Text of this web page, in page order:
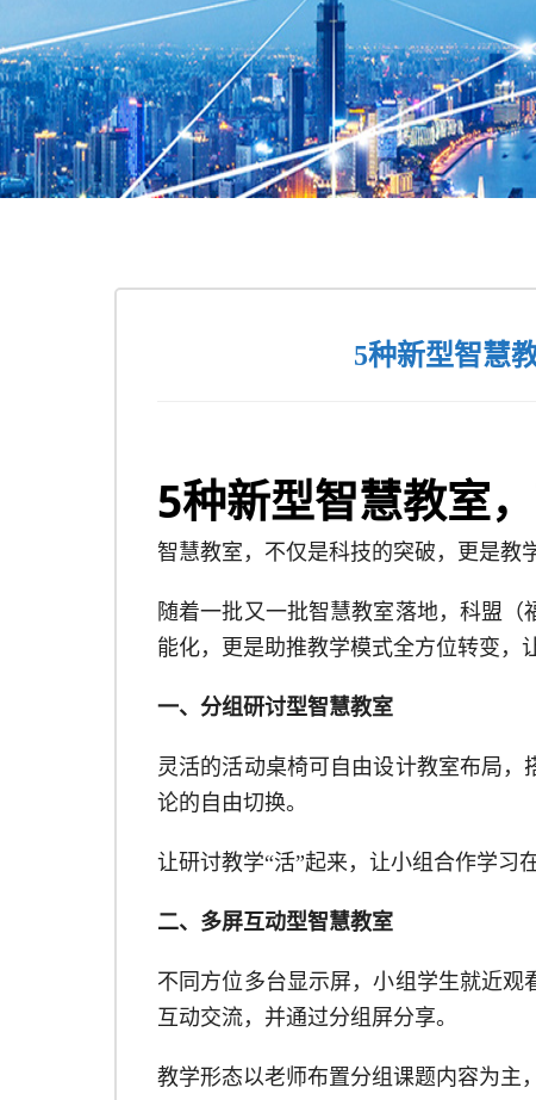
5种新型智慧
5种新型智慧教室
智慧教室，不仅是科技的突破，更是教
随着一批又一批智慧教室落地， 科盟（
能化，更是助推教学模式全方位转变，
一、分组研讨型智慧教室
灵活的活动桌椅可自由设计教室布局
论的自由切换。
让研讨教学“活”起来，让小组合作学习
二、多屏互动型智慧教室
不同方位多台显示屏，小组学生就近
互动交流，并通过分组屏分享。
教学形态以老师布置分组课题内容为主